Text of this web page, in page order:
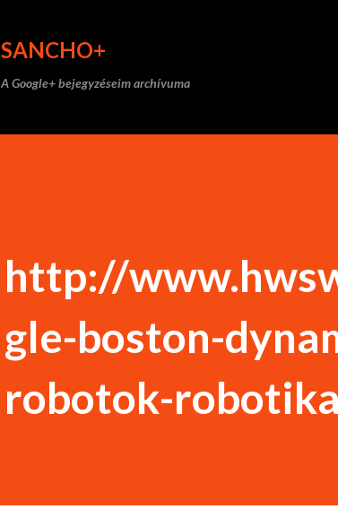
SANCHO+
A Google+ bejegyzéseim archívuma
http://
gle-boston-
robotok-